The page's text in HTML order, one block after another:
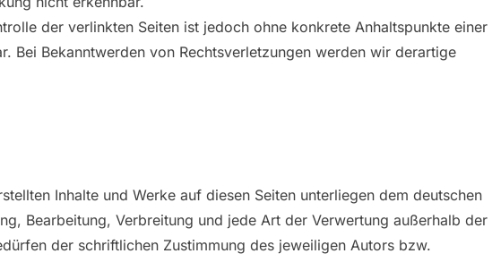
der verlinkten Seiten ist jedoch ohne konkrete Anhaltspunkte einer
Bei Bekanntwerden von Rechtsverletzungen werden wir derartige
Inhalte und Werke auf diesen Seiten unterliegen dem deutschen
Bearbeitung, Verbreitung und jede Art der Verwertung außerhalb der
der schriftlichen Zustimmung des jeweiligen Autors bzw.